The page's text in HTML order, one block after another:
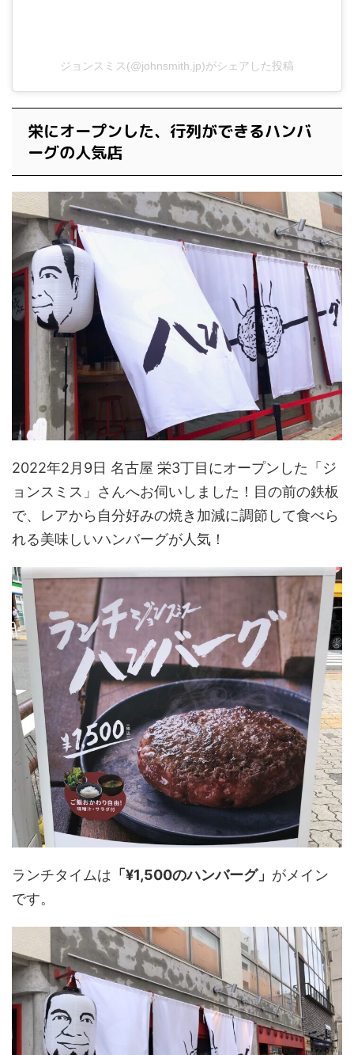
ジョンスミス(@johnsmith.jp)がシェアした投稿
栄にオープンした、行列ができるハンバ
ーグの人気店
2022年2月9日 名古屋 栄3丁目にオープンした「ジ
ョンスミス」さんへお伺いしました！目の前の鉄板
で、レアから自分好みの焼き加減に調節して食べら
れる美味しいハンバーグが人気！
ランチタイムは 「¥1,500のハンバーグ」 がメイン
です。